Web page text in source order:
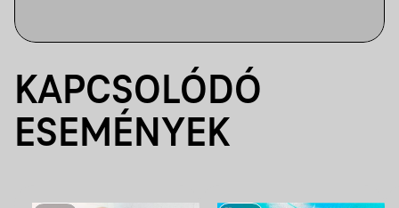
KAPCSOLÓDÓ
ESEMÉNYEK